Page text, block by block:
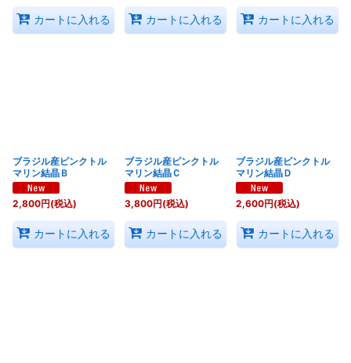
カートに入れる カートに入れる カートに入れる
ブラジル産ピンクトル
マリン結晶Ｂ
2,800円(税込)
カートに入れる
ブラジル産ピンクトル
マリン結晶Ｃ
3,800円(税込)
カートに入れる
ブラジル産ピンクトル
マリン結晶Ｄ
2,600円(税込)
カートに入れる